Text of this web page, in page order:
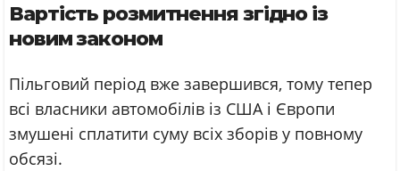
Вартість розмитнення згідно із
новим законом
Пільговий період вже завершився, тому тепер
всі власники автомобілів із США і Європи
змушені сплатити суму всіх зборів у повному
обсязі.